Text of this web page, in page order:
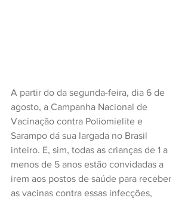
A partir do da segunda-feira, dia 6 de
agosto, a Campanha Nacional de
Vacinação contra Poliomielite e
Sarampo dá sua largada no Brasil
inteiro. E, sim, todas as crianças de 1 a
menos de 5 anos estão convidadas a
irem aos postos de saúde para receber
as vacinas contra essas infecções,